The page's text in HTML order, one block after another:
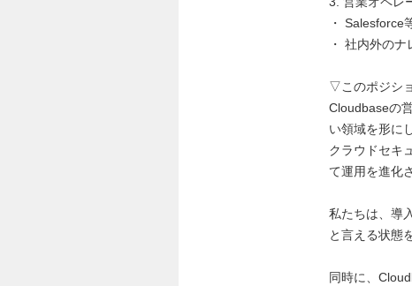
・ Salesforce
・ 社内外の
▽このポジシ
Cloudbaseの
い領域を形に
クラウドセキ
て運用を進化
私たちは、導
と言える状態
同時に、